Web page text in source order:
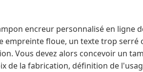
encreur personnalisé en ligne
empreinte floue, un texte trop
Vous devez alors concevoir un
de la fabrication, définition de